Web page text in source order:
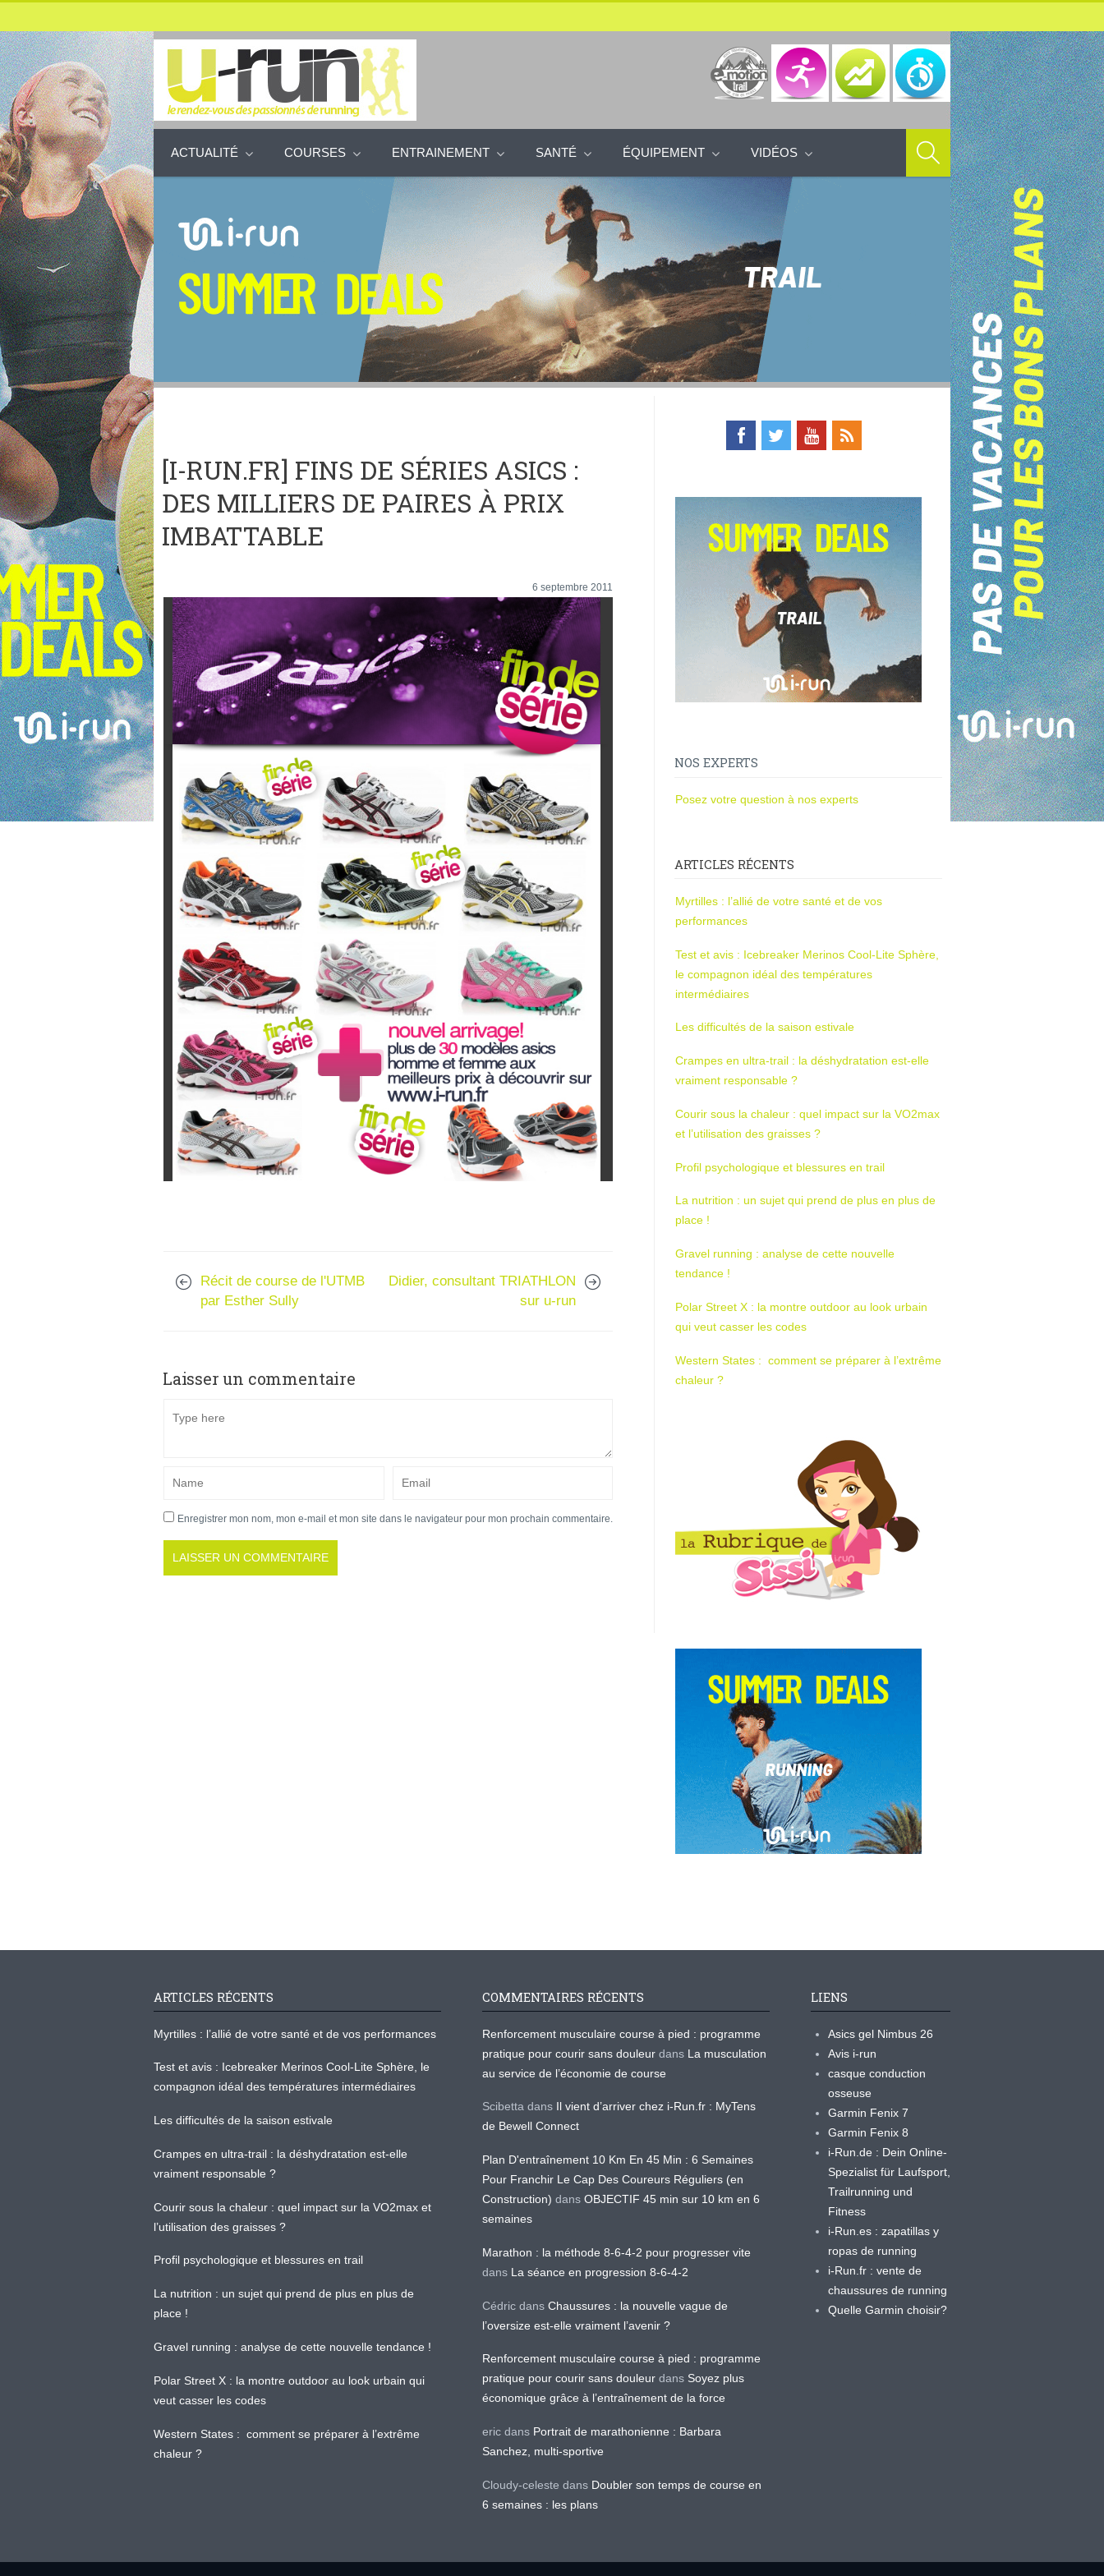
ACTUALITÉ COURSES ENTRAINEMENT SANTÉ ÉQUIPEMENT VIDÉOS
[I-RUN.FR] FINS DE SÉRIES ASICS :
DES MILLIERS DE PAIRES À PRIX
IMBATTABLE
6 septembre 2011
Récit de course de l'UTMB
par Esther Sully
Didier, consultant TRIATHLON
sur u-run
Laisser un commentaire
Enregistrer mon nom, mon e-mail et mon site dans le navigateur pour mon prochain commentaire.
NOS EXPERTS
Posez votre question à nos experts
ARTICLES RÉCENTS
Myrtilles : l’allié de votre santé et de vos
performances
Test et avis : Icebreaker Merinos Cool-Lite Sphère,
le compagnon idéal des températures
intermédiaires
Les difficultés de la saison estivale
Crampes en ultra-trail : la déshydratation est-elle
vraiment responsable ?
Courir sous la chaleur : quel impact sur la VO2max
et l’utilisation des graisses ?
Profil psychologique et blessures en trail
La nutrition : un sujet qui prend de plus en plus de
place !
Gravel running : analyse de cette nouvelle
tendance !
Polar Street X : la montre outdoor au look urbain
qui veut casser les codes
Western States : comment se préparer à l’extrême
chaleur ?
ARTICLES RÉCENTS
Myrtilles : l’allié de votre santé et de vos performances
Test et avis : Icebreaker Merinos Cool-Lite Sphère, le
compagnon idéal des températures intermédiaires
Les difficultés de la saison estivale
Crampes en ultra-trail : la déshydratation est-elle
vraiment responsable ?
Courir sous la chaleur : quel impact sur la VO2max et
l’utilisation des graisses ?
Profil psychologique et blessures en trail
La nutrition : un sujet qui prend de plus en plus de
place !
Gravel running : analyse de cette nouvelle tendance !
Polar Street X : la montre outdoor au look urbain qui
veut casser les codes
Western States : comment se préparer à l’extrême
chaleur ?
COMMENTAIRES RÉCENTS
Renforcement musculaire course à pied : programme
pratique pour courir sans douleur dans La musculation
au service de l’économie de course
Scibetta dans Il vient d’arriver chez i-Run.fr : MyTens
de Bewell Connect
Plan D'entraînement 10 Km En 45 Min : 6 Semaines
Pour Franchir Le Cap Des Coureurs Réguliers (en
Construction) dans OBJECTIF 45 min sur 10 km en 6
semaines
Marathon : la méthode 8-6-4-2 pour progresser vite
dans La séance en progression 8-6-4-2
Cédric dans Chaussures : la nouvelle vague de
l’oversize est-elle vraiment l’avenir ?
Renforcement musculaire course à pied : programme
pratique pour courir sans douleur dans Soyez plus
économique grâce à l’entraînement de la force
eric dans Portrait de marathonienne : Barbara
Sanchez, multi-sportive
Cloudy-celeste dans Doubler son temps de course en
6 semaines : les plans
LIENS
Asics gel Nimbus 26
Avis i-run
casque conduction
osseuse
Garmin Fenix 7
Garmin Fenix 8
i-Run.de : Dein Online-
Spezialist für Laufsport,
Trailrunning und
Fitness
i-Run.es : zapatillas y
ropas de running
i-Run.fr : vente de
chaussures de running
Quelle Garmin choisir?